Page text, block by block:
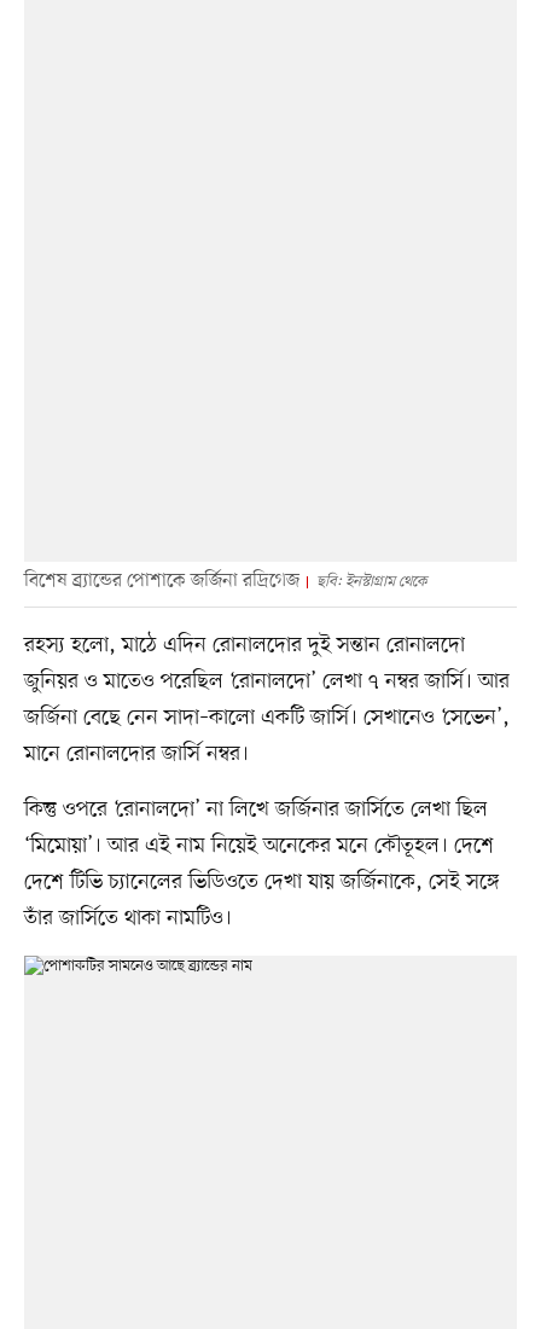
বিশেষ ব্র্যান্ডের পোশাকে জর্জিনা রদ্রিগেজ ছবি: ইনস্টাগ্রাম থেকে
রহস্য হলো, মাঠে এদিন রোনালদোর দুই সন্তান রোনালদো
জুনিয়র ও মাতেও পরেছিল ‘রোনালদো’ লেখা ৭ নম্বর জার্সি। আর
জর্জিনা বেছে নেন সাদা–কালো একটি জার্সি। সেখানেও ‘সেভেন’,
মানে রোনালদোর জার্সি নম্বর।
কিন্তু ওপরে ‘রোনালদো’ না লিখে জর্জিনার জার্সিতে লেখা ছিল
‘মিমোয়া’। আর এই নাম নিয়েই অনেকের মনে কৌতূহল। দেশে
দেশে টিভি চ্যানেলের ভিডিওতে দেখা যায় জর্জিনাকে, সেই সঙ্গে
তাঁর জার্সিতে থাকা নামটিও।